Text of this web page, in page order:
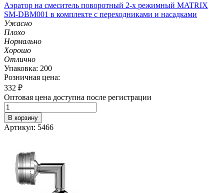
Аэратор на смеситель поворотный 2-х режимный MATRIX
SM-DBM001 в комплекте с переходниками и насадками
Ужасно
Плохо
Нормально
Хорошо
Отлично
Упаковка: 200
Розничная цена:
332 ₽
Оптовая цена доступна после регистрации
В корзину
Артикул: 5466